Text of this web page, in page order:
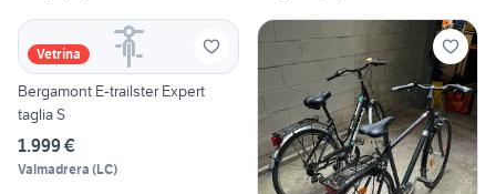
Vetrina
Bergamont E-trailster Expert
taglia S
1.999 €
Valmadrera (LC)